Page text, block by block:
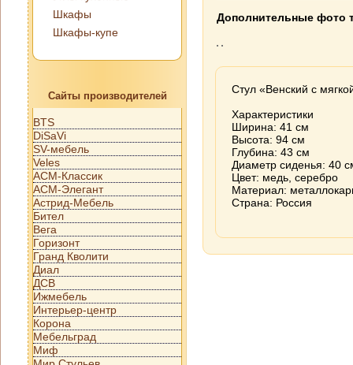
Шкафы
Шкафы-купе
Сайты производителей
BTS
DiSaVi
SV-мебель
Veles
АСМ-Классик
АСМ-Элегант
Астрид-Мебель
Бител
Вега
Горизонт
Гранд Кволити
Диал
ДСВ
Ижмебель
Интерьер-центр
Корона
Мебельград
Миф
Дополнительные фото
Стул «Венский с
Характеристики
Ширина: 41 см
Высота: 94 см
Глубина: 43 см
Диаметр сиденья: 40
Цвет: медь, серебро
Материал:
Страна: Россия